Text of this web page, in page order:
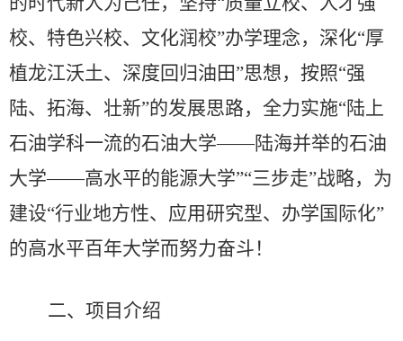
校、特色兴校、文化润校”办学理念，深化“厚
植龙江沃土、深度回归油田”思想，按照“强
陆、拓海、壮新”的发展思路，全力实施“陆上
石油学科一流的石油大学——陆海并举的石油
大学——高水平的能源大学”“三步走”战略，为
建设“行业地方性、应用研究型、办学国际化”
的高水平百年大学而努力奋斗！
二、项目介绍